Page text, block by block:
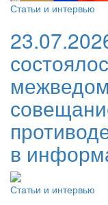
Статьи и интервью
в
Статьи и интервью